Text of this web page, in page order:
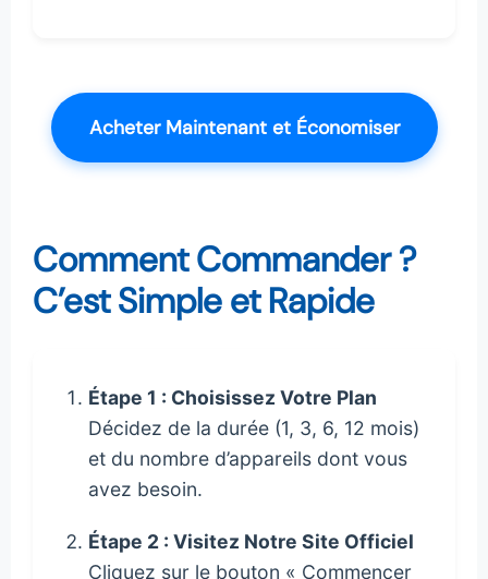
Acheter Maintenant et Économiser
Comment Commander ?
C’est Simple et Rapide
Étape 1 : Choisissez Votre Plan
Décidez de la durée (1, 3, 6, 12 mois)
et du nombre d’appareils dont vous
avez besoin.
Étape 2 : Visitez Notre Site Officiel
Cliquez sur le bouton « Commencer